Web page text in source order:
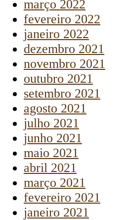
março 2022
fevereiro 2022
janeiro 2022
dezembro 2021
novembro 2021
outubro 2021
setembro 2021
agosto 2021
julho 2021
junho 2021
maio 2021
abril 2021
março 2021
fevereiro 2021
janeiro 2021